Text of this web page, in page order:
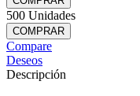
500 Unidades
COMPRAR
Compare
Deseos
Descripción